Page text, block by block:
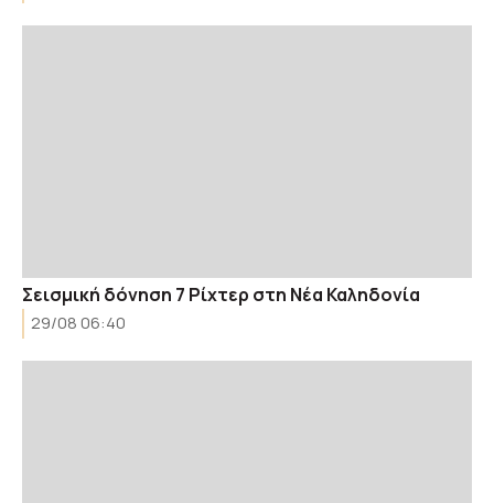
Σεισμική δόνηση 7 Ρίχτερ στη Νέα Καληδονία
29/08 06:40